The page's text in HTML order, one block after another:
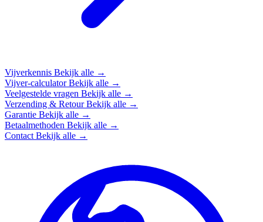
Vijverkennis Bekijk alle →
Vijver-calculatorBekijk alle →
Veelgestelde vragen Bekijk alle →
Verzending & RetourBekijk alle →
Garantie Bekijk alle →
Betaalmethoden Bekijk alle →
Contact Bekijk alle →